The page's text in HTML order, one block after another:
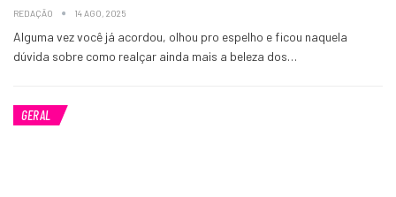
REDAÇÃO 14 AGO, 2025
Alguma vez você já acordou, olhou pro espelho e ficou naquela
dúvida sobre como realçar ainda mais a beleza dos…
GERAL